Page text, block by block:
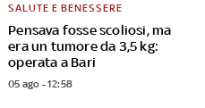
Pensava fosse scoliosi, ma
era un tumore da 3,5 kg:
operata a Bari
SALUTE E BENESSERE
05 ago - 12:58